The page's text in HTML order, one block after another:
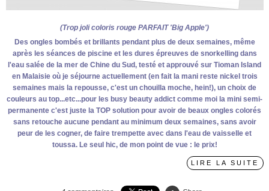
(Trop joli coloris rouge PARFAIT 'Big Apple')
Des ongles bombés et brillants pendant plus de deux semaines, même
après les séances de piscine et les dures épreuves de snorkelling dans
l'eau salée de la mer de Chine du Sud, testé et approuvé sur Tioman Island
en Malaisie où je séjourne actuellement (en fait la mani reste nickel trois
semaines mais la repousse, c'est un chouilla moche, hein!), un choix de
couleurs au top...etc...pour les busy beauty addict comme moi la mini semi-
permanente c'est juste la TOP solution pour avoir de beaux ongles colorés
sans retouche aucune pendant au minimum deux semaines, sans avoir
peur de les cogner, de faire trempette avec dans l'eau de vaisselle et
toussa. Le seul hic, de mon point de vue : le prix!
LIRE LA SUITE